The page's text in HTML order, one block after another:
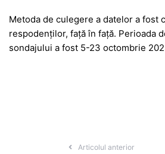
Metoda de culegere a datelor a fost
respodenților, față în față. Perioada
sondajului a fost 5-23 octombrie
Articolul anterior